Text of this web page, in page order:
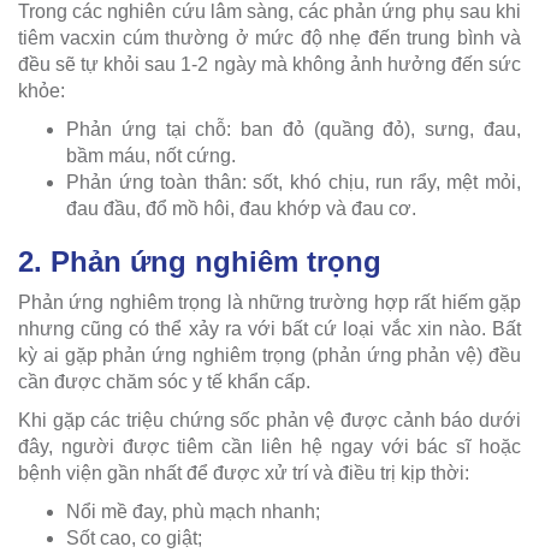
Trong các nghiên cứu lâm sàng, các phản ứng phụ sau khi
tiêm vacxin cúm thường ở mức độ nhẹ đến trung bình và
đều sẽ tự khỏi sau 1-2 ngày mà không ảnh hưởng đến sức
khỏe:
Phản ứng tại chỗ: ban đỏ (quầng đỏ), sưng, đau,
bầm máu, nốt cứng.
Phản ứng toàn thân: sốt, khó chịu, run rẩy, mệt mỏi,
đau đầu, đổ mồ hôi, đau khớp và đau cơ.
2. Phản ứng nghiêm trọng
Phản ứng nghiêm trọng là những trường hợp rất hiếm gặp
nhưng cũng có thể xảy ra với bất cứ loại vắc xin nào. Bất
kỳ ai gặp phản ứng nghiêm trọng (phản ứng phản vệ) đều
cần được chăm sóc y tế khẩn cấp.
Khi gặp các triệu chứng sốc phản vệ được cảnh báo dưới
đây, người được tiêm cần liên hệ ngay với bác sĩ hoặc
bệnh viện gần nhất để được xử trí và điều trị kịp thời:
Nổi mề đay, phù mạch nhanh;
Sốt cao, co giật;